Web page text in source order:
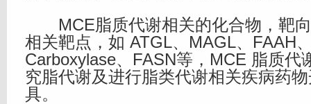
MCE脂质代谢相关的化合物，靶向
相关靶点，如 ATGL、MAGL、FAAH
Carboxylase、FASN等，MCE 脂质代
究脂代谢及进行脂类代谢相关疾病药
具。